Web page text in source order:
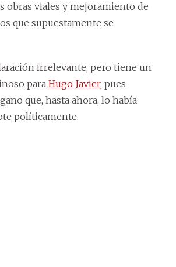
obras viales y mejoramiento de
que supuestamente se
irrelevante, pero tiene un
para Hugo Javier, pues
que, hasta ahora, lo había
políticamente.